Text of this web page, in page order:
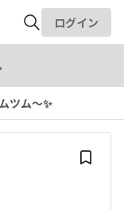
検索
ログイン
ツム～✨